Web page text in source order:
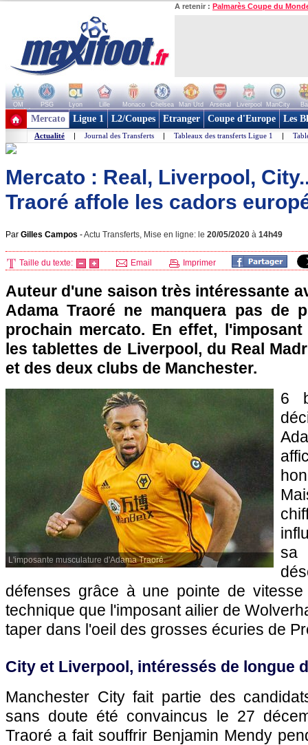
A retenir : Palmarès Coupe du
OM PSG Lyon Lille Monaco Chelsea Man Utd Arsenal Liverpool ManCity
+ de clubs
Mercato Ligue 1 L2/Coupes Etranger Coupe d'Europe Les
Actualité | Journal des Transferts | Tableaux des transferts Ligue 1 |
Mercato : Real, Liverpool,
Traoré affole les cadors
Par Gilles Campos -Actu Transferts, Mise en ligne: le 20/05/2020 à 14h49
Taille du texte: Email Imprimer
Auteur d'une saison très intéressante
Adama Traoré ne manquera pas de
prochain mercato. En effet,
les tablettes de Liverpool, du Real
et des deux clubs de Manchester.
L'imposante musculature d'Adama Traoré.
6
défenses grâce à une pointe de
technique que l'imposant ailier de
taper dans l'oeil des grosses écuries de
City et Liverpool, intéressés de longue
Manchester City fait partie des
sans doute été convaincus le 27
Traoré a fait souffrir Benjamin Mendy